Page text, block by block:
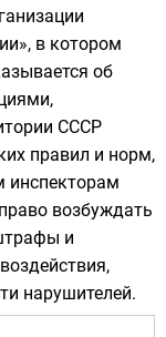
в котором
об
СССР
правил и норм,
инспекторам
возбуждать
и
нарушителей.